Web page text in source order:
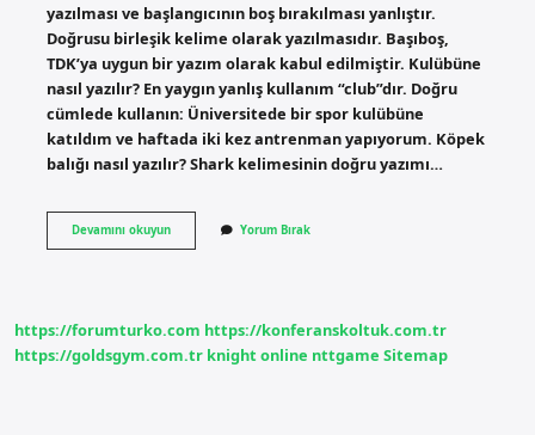
yazılması ve başlangıcının boş bırakılması yanlıştır.
Doğrusu birleşik kelime olarak yazılmasıdır. Başıboş,
TDK’ya uygun bir yazım olarak kabul edilmiştir. Kulübüne
nasıl yazılır? En yaygın yanlış kullanım “club”dır. Doğru
cümlede kullanın: Üniversitede bir spor kulübüne
katıldım ve haftada iki kez antrenman yapıyorum. Köpek
balığı nasıl yazılır? Shark kelimesinin doğru yazımı…
Devamını okuyunKöpek
Kulübe
Yorum Bırak
https://forumturko.com https://konferanskoltuk.com.tr
https://goldsgym.com.tr knight online nttgame Sitemap